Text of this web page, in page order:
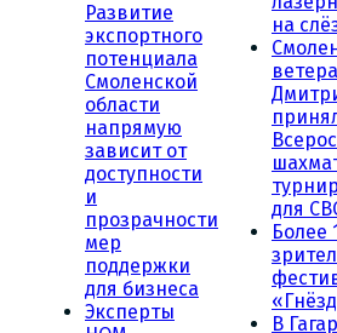
Развитие
экспортного
потенциала
Смоленской
области
напрямую
зависит от
доступности
и
прозрачности
мер
поддержки
для бизнеса
Эксперты
на
для
Более
В